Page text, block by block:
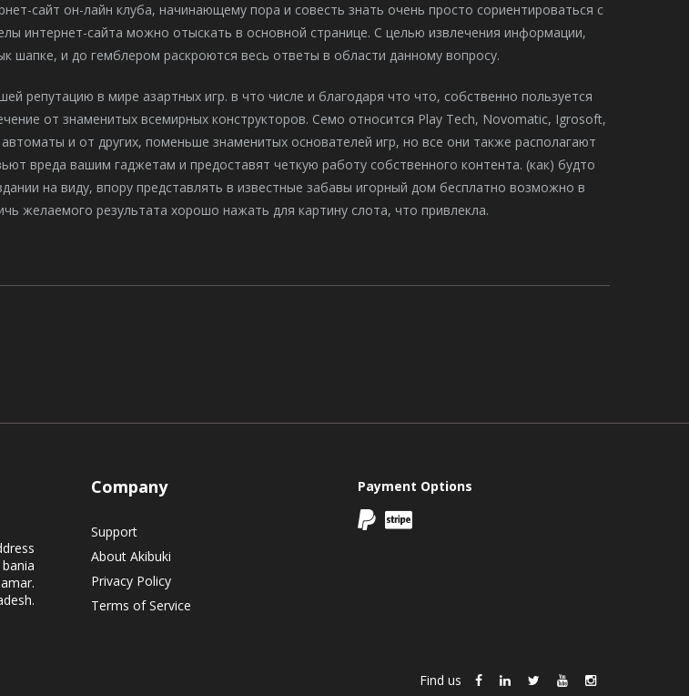
сайт он-лайн клуба, начинающему пора и совесть знать очень просто сориентироваться с
интернет-сайта можно отыскать в основной странице. С целью извлечения информации,
шапке, и до гемблером раскроются весь ответы в области данному вопросу.
репутацию в мире азартных игр. в что числе и благодаря что что, собственно пользуется
от знаменитых всемирных конструкторов. Семо относится Play Tech, Novomatic, Igrosoft,
и от других, поменьше знаменитых основателей игр, но все они также располагают
вреда вашим гаджетам и предоставят четкую работу собственного контента. (как) будто
на виду, впору представлять в известные забавы игорный дом бесплатно возможно в
желаемого результата хорошо нажать для картину слота, что привлекла.
Company
Support
About Akibuki
Privacy Policy
Terms of Service
Payment Options
Find us